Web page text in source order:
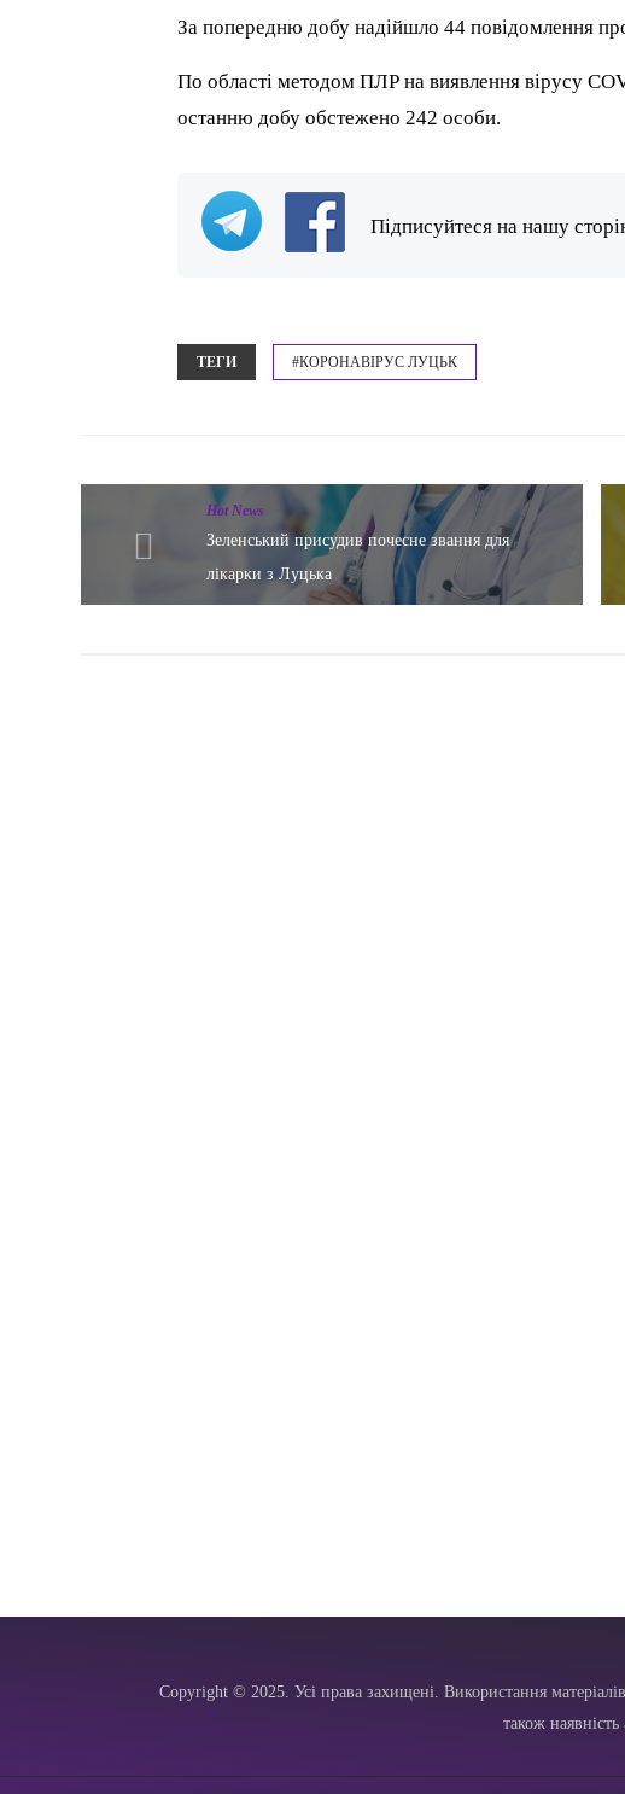
За попередню добу надійшло 44 повідомлення
По області методом ПЛР на виявлення вірусу
останню добу обстежено 242 особи.
Підписуйтеся на нашу
ТЕГИ #КОРОНАВІРУС ЛУЦЬК
Hot News
Зеленський присудив почесне звання для
лікарки з Луцька
Copyright © 2025. Усі права захищені. Використання
також